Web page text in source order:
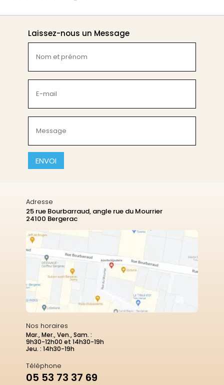
Laissez-nous un Message
et
prénom
(Nécessaire)
mail
(Nécessaire)
(Nécessaire)
CAPTCHA
Adresse
25 rue Bourbarraud, angle rue du Mourrier
24100 Bergerac
Nos horaires
Mar., Mer., Ven., Sam. :
9h30-12h00 et 14h30-19h
Jeu. : 14h30-19h
Téléphone
05 53 73 37 69